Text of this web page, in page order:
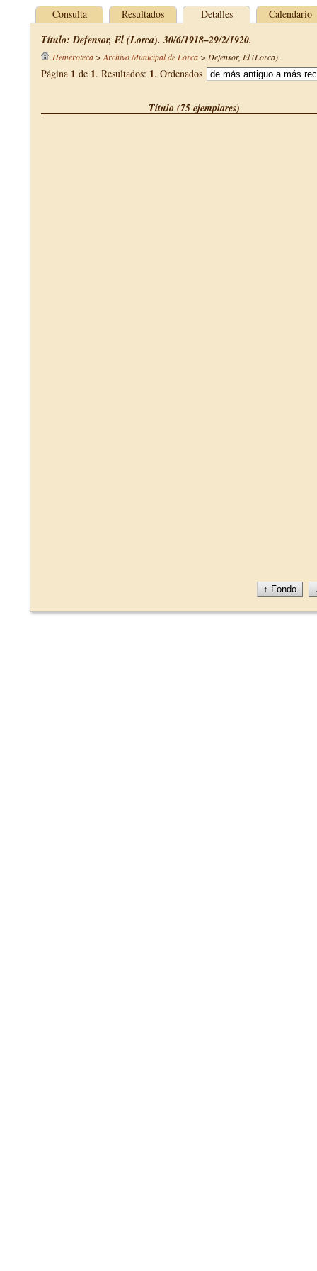
Consulta Resultados Detalles Calendario
Título: Defensor, El (Lorca). 30/6/1918–29/2/1920.
Hemeroteca> Archivo Municipal de Lorca> Defensor, El (Lorca).
Página 1 de 1. Resultados: 1. Ordenados
Título (75 ejemplares)